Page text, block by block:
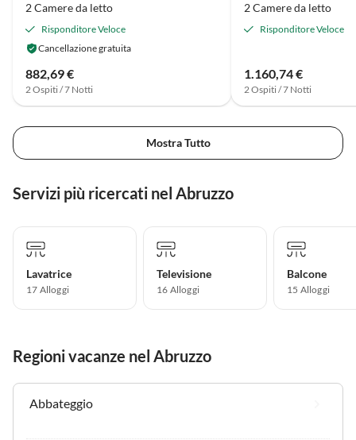
2 Camere da letto
Risponditore Veloce
Cancellazione gratuita
882,69 €
2 Ospiti / 7 Notti
2 Camere da letto
Risponditore Veloce
1.160,74 €
2 Ospiti / 7 Notti
Mostra Tutto
Servizi più ricercati nel Abruzzo
Lavatrice
17 Alloggi
Televisione
16 Alloggi
Balcone
15 Alloggi
Regioni vacanze nel Abruzzo
Abbateggio